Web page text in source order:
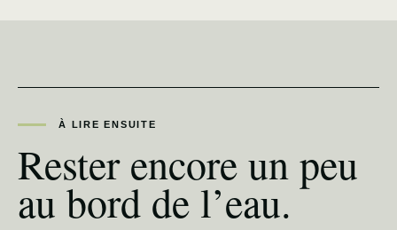
À LIRE ENSUITE
Rester encore un peu
au bord de l’eau.